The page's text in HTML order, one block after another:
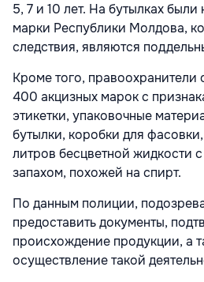
5, 7 и 10 лет. На бутылках
марки Республики Молдова,
следствия, являются
Кроме того,
400 акцизных марок с
этикетки, упаковочные
бутылки, коробки для
литров бесцветной жидкости
запахом, похожей на спирт.
По данным полиции,
предоставить документы,
происхождение продукции, а
осуществление такой